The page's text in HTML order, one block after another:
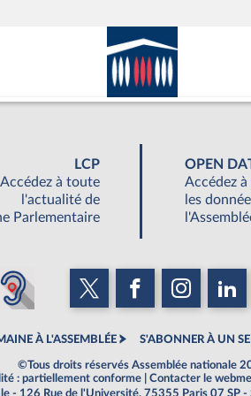
LCP
Accédez à toute
l'actualité de
Parlementaire
OPEN
Accédez
les
À L'ASSEMBLÉE S'ABONNER À UN
©Tous droits réservés Assemblée nationale
: partiellement conforme Contacter le
- 126 Rue de l'Université, 75355 Paris 07 SP